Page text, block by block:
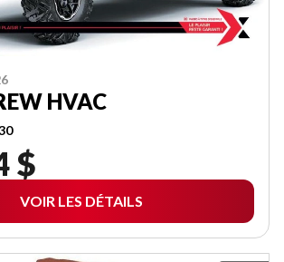
HVAC
$
VOIR LES DÉTAILS